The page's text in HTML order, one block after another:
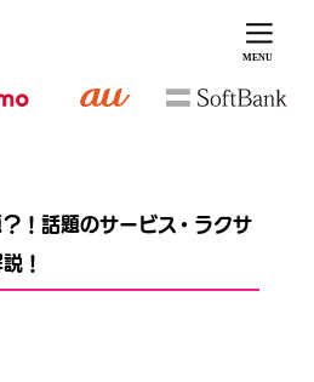
！話題のサービス・ラクサ
！